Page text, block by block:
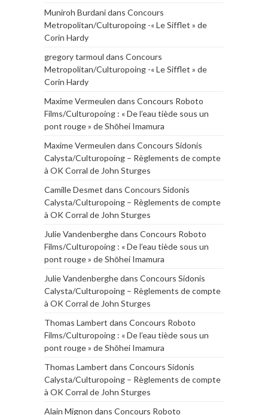
Muniroh Burdanidans Concours
Metropolitan/Culturopoing -« Le Sifflet » de
Corin Hardy
gregory tarmoul dans Concours
Metropolitan/Culturopoing -« Le Sifflet » de
Corin Hardy
Maxime Vermeulen dans Concours Roboto
Films/Culturopoing : « De l’eau tiède sous un
pont rouge » de Shōhei Imamura
Maxime Vermeulen dans Concours Sidonis
Calysta/Culturopoing – Règlements de compte
à OK Corral de John Sturges
Camille Desmet dans Concours Sidonis
Calysta/Culturopoing – Règlements de compte
à OK Corral de John Sturges
Julie Vandenberghedans Concours Roboto
Films/Culturopoing : « De l’eau tiède sous un
pont rouge » de Shōhei Imamura
Julie Vandenberghedans Concours Sidonis
Calysta/Culturopoing – Règlements de compte
à OK Corral de John Sturges
Thomas Lambert dans Concours Roboto
Films/Culturopoing : « De l’eau tiède sous un
pont rouge » de Shōhei Imamura
Thomas Lambert dans Concours Sidonis
Calysta/Culturopoing – Règlements de compte
à OK Corral de John Sturges
Alain Mignon dans Concours Roboto